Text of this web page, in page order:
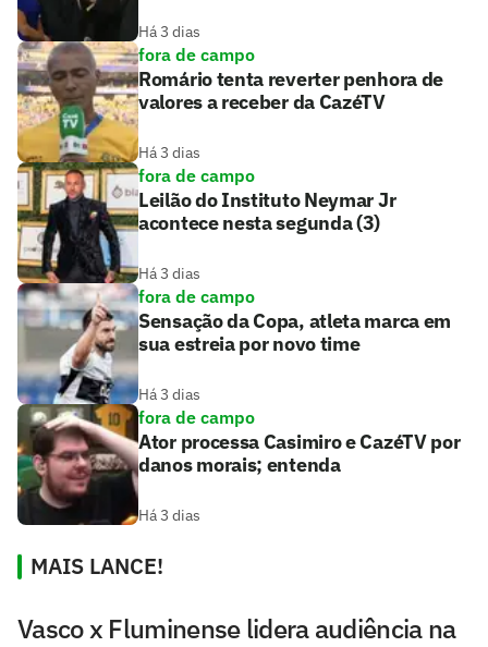
Há 3 dias
fora de campo
Romário tenta reverter penhora de
valores a receber da CazéTV
Há 3 dias
fora de campo
Leilão do Instituto Neymar Jr
acontece nesta segunda (3)
Há 3 dias
fora de campo
Sensação da Copa, atleta marca em
sua estreia por novo time
Há 3 dias
fora de campo
Ator processa Casimiro e CazéTV por
danos morais; entenda
Há 3 dias
MAIS LANCE!
Vasco x Fluminense lidera audiência na